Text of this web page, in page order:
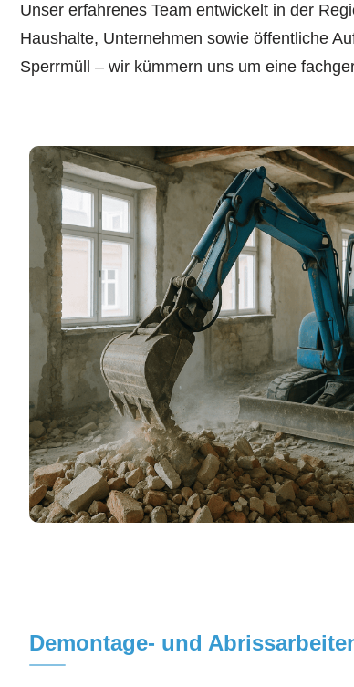
Unser erfahrenes Team entwickelt in der
Haushalte, Unternehmen sowie öffentliche
Sperrmüll – wir kümmern uns um eine
Demontage- und